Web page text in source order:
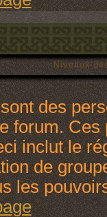
Niveaux
des
forum.
inclut le
de
les